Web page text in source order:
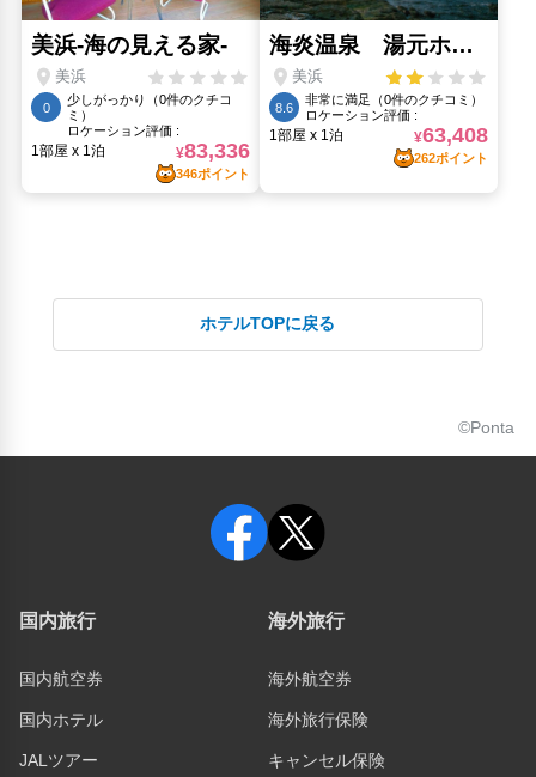
ホテルTOPに戻る
©Ponta
国内旅行
国内航空券
国内ホテル
JALツアー
海外旅行
海外航空券
海外旅行保険
キャンセル保険